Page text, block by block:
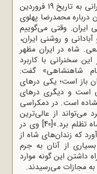
محمود جعفریان، در یک سخنرانی به تاریخ 19 فروردین
درباره محمدرضا پهلوی
ایران. وقتی می‌گوییم
و روشنی ایران،
شاه در ایران مظهر
سخنرانی با کاربرد
شاهنشاهی» گفت:
باز است؛ یکی درهای
است و دیگری درهای
است. در دمکراسی
از عالی‌ترین
تظلم برد.»[40]
وی در
که زندان‌های شاه از
از آنان به جرم
داشتن این گونه موارد
مجازات می‌رسیدند.